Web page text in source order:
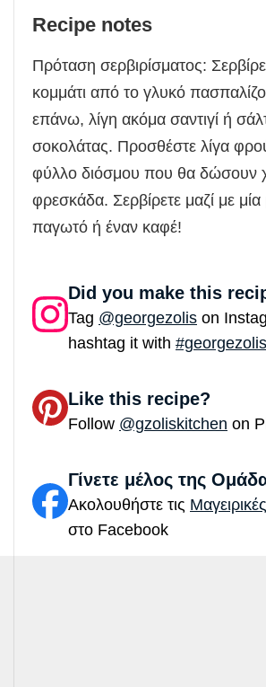
Recipe notes
Πρόταση σερβιρίσματος:
κομμάτι από το γλυκό
επάνω, λίγη ακόμα σαντιγί ή
σοκολάτας. Προσθέστε λίγα
φύλλο διόσμου που θα δώσουν
φρεσκάδα. Σερβίρετε μαζί με
παγωτό ή έναν καφέ!
Did you make this
Tag @georgezolis on
hashtag it with #georgezolis
Like this recipe?
Follow @gzoliskitchen on
Γίνετε μέλος της
Ακολουθήστε τις
στο Facebook